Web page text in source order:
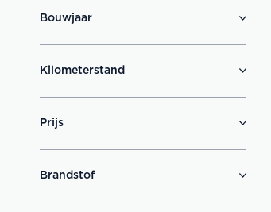
Bouwjaar
Kilometerstand
Prijs
Brandstof